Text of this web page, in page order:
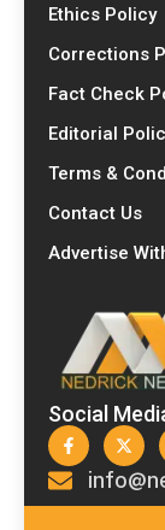
Ethics Policy
Corrections
Fact Check
Editorial
Terms &
Contact Us
Advertise
Social